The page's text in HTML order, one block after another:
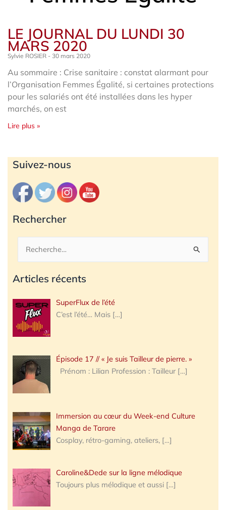
LE JOURNAL DU LUNDI 30
MARS 2020
Sylvie ROSIER 30 mars 2020
Au sommaire : Crise sanitaire : constat alarmant pour
l’Organisation Femmes Égalité, si certaines protections
pour les salariés ont été installées dans les hyper
marchés, on est
Lire plus »
Suivez-nous
Rechercher
Rechercher :
Articles récents
SuperFlux de l’été
C’est l’été… Mais […]
Épisode 17 // « Je suis Tailleur de pierre. »
Prénom : Lilian Profession : Tailleur […]
Immersion au cœur du Week-end Culture
Manga de Tarare
Cosplay, rétro-gaming, ateliers, […]
Caroline&Dede sur la ligne mélodique
Toujours plus mélodique et aussi […]
Archives